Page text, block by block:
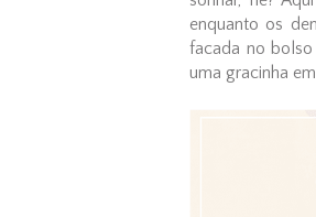
enquanto os
facada no
uma gracinha